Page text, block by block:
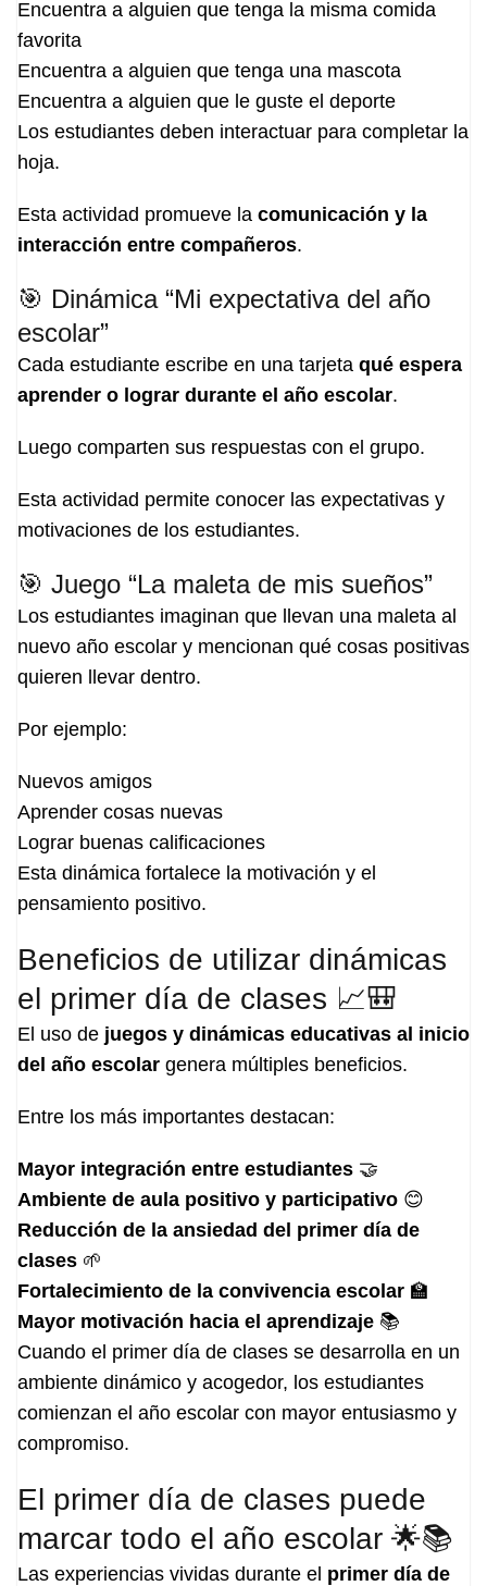
Encuentra a alguien que tenga la misma comida
favorita
Encuentra a alguien que tenga una mascota
Encuentra a alguien que le guste el deporte
Los estudiantes deben interactuar para completar la
hoja.
Esta actividad promueve la comunicación y la
interacción entre compañeros.
🎯 Dinámica “Mi expectativa del año
escolar”
Cada estudiante escribe en una tarjeta qué espera
aprender o lograr durante el año escolar.
Luego comparten sus respuestas con el grupo.
Esta actividad permite conocer las expectativas y
motivaciones de los estudiantes.
🎯 Juego “La maleta de mis sueños”
Los estudiantes imaginan que llevan una maleta al
nuevo año escolar y mencionan qué cosas positivas
quieren llevar dentro.
Por ejemplo:
Nuevos amigos
Aprender cosas nuevas
Lograr buenas calificaciones
Esta dinámica fortalece la motivación y el
pensamiento positivo.
Beneficios de utilizar dinámicas
el primer día de clases 📈🎒
El uso de juegos y dinámicas educativas al inicio
del año escolar genera múltiples beneficios.
Entre los más importantes destacan:
Mayor integración entre estudiantes 🤝
Ambiente de aula positivo y participativo 😊
Reducción de la ansiedad del primer día de
clases 🌱
Fortalecimiento de la convivencia escolar 🏫
Mayor motivación hacia el aprendizaje 📚
Cuando el primer día de clases se desarrolla en un
ambiente dinámico y acogedor, los estudiantes
comienzan el año escolar con mayor entusiasmo y
compromiso.
El primer día de clases puede
marcar todo el año escolar 🌟📚
Las experiencias vividas durante el primer día de